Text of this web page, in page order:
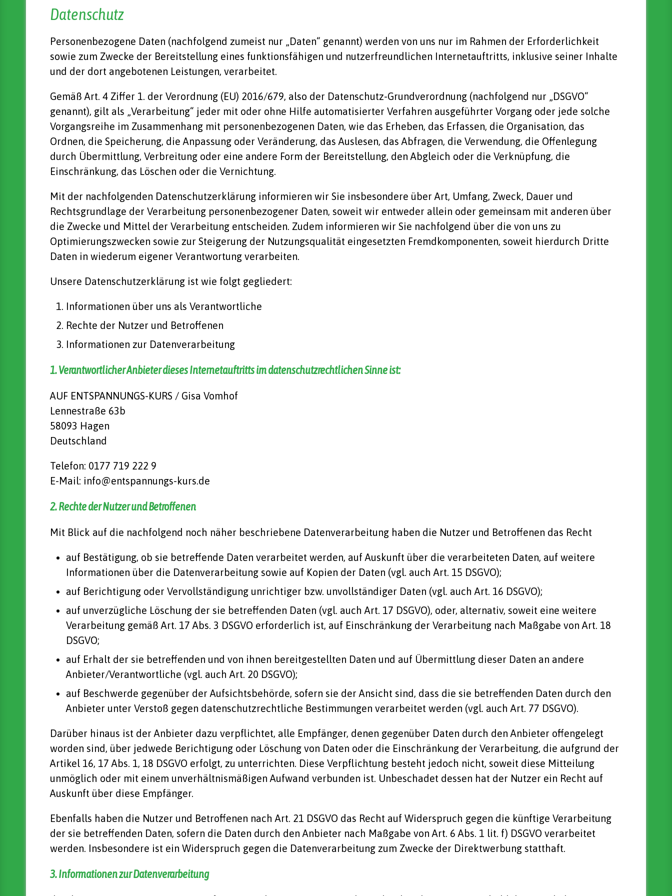
Datenschutz
Personenbezogene Daten (nachfolgend zumeist nur „Daten“ genannt) werden von uns nur im Rahmen der Erforderlichkeit
sowie zum Zwecke der Bereitstellung eines funktionsfähigen und nutzerfreundlichen Internetauftritts, inklusive seiner Inhalte
und der dort angebotenen Leistungen, verarbeitet.
Gemäß Art. 4 Ziffer 1. der Verordnung (EU) 2016/679, also der Datenschutz-Grundverordnung (nachfolgend nur „DSGVO“
genannt), gilt als „Verarbeitung“ jeder mit oder ohne Hilfe automatisierter Verfahren ausgeführter Vorgang oder jede solche
Vorgangsreihe im Zusammenhang mit personenbezogenen Daten, wie das Erheben, das Erfassen, die Organisation, das
Ordnen, die Speicherung, die Anpassung oder Veränderung, das Auslesen, das Abfragen, die Verwendung, die Offenlegung
durch Übermittlung, Verbreitung oder eine andere Form der Bereitstellung, den Abgleich oder die Verknüpfung, die
Einschränkung, das Löschen oder die Vernichtung.
Mit der nachfolgenden Datenschutzerklärung informieren wir Sie insbesondere über Art, Umfang, Zweck, Dauer und
Rechtsgrundlage der Verarbeitung personenbezogener Daten, soweit wir entweder allein oder gemeinsam mit anderen über
die Zwecke und Mittel der Verarbeitung entscheiden. Zudem informieren wir Sie nachfolgend über die von uns zu
Optimierungszwecken sowie zur Steigerung der Nutzungsqualität eingesetzten Fremdkomponenten, soweit hierdurch Dritte
Daten in wiederum eigener Verantwortung verarbeiten.
Unsere Datenschutzerklärung ist wie folgt gegliedert:
Informationen über uns als Verantwortliche
Rechte der Nutzer und Betroffenen
Informationen zur Datenverarbeitung
1. Verantwortlicher Anbieter dieses Internetauftritts im datenschutzrechtlichen Sinne ist:
AUF ENTSPANNUNGS-KURS / Gisa Vomhof
Lennestraße 63b
58093 Hagen
Deutschland
Telefon: 0177 719 222 9
E-Mail: info@entspannungs-kurs.de
2. Rechte der Nutzer und Betroffenen
Mit Blick auf die nachfolgend noch näher beschriebene Datenverarbeitung haben die Nutzer und Betroffenen das Recht
auf Bestätigung, ob sie betreffende Daten verarbeitet werden, auf Auskunft über die verarbeiteten Daten, auf weitere
Informationen über die Datenverarbeitung sowie auf Kopien der Daten (vgl. auch Art. 15 DSGVO);
auf Berichtigung oder Vervollständigung unrichtiger bzw. unvollständiger Daten (vgl. auch Art. 16 DSGVO);
auf unverzügliche Löschung der sie betreffenden Daten (vgl. auch Art. 17 DSGVO), oder, alternativ, soweit eine weitere
Verarbeitung gemäß Art. 17 Abs. 3 DSGVO erforderlich ist, auf Einschränkung der Verarbeitung nach Maßgabe von Art. 18
DSGVO;
auf Erhalt der sie betreffenden und von ihnen bereitgestellten Daten und auf Übermittlung dieser Daten an andere
Anbieter/Verantwortliche (vgl. auch Art. 20 DSGVO);
auf Beschwerde gegenüber der Aufsichtsbehörde, sofern sie der Ansicht sind, dass die sie betreffenden Daten durch den
Anbieter unter Verstoß gegen datenschutzrechtliche Bestimmungen verarbeitet werden (vgl. auch Art. 77 DSGVO).
Darüber hinaus ist der Anbieter dazu verpflichtet, alle Empfänger, denen gegenüber Daten durch den Anbieter offengelegt
worden sind, über jedwede Berichtigung oder Löschung von Daten oder die Einschränkung der Verarbeitung, die aufgrund der
Artikel 16, 17 Abs. 1, 18 DSGVO erfolgt, zu unterrichten. Diese Verpflichtung besteht jedoch nicht, soweit diese Mitteilung
unmöglich oder mit einem unverhältnismäßigen Aufwand verbunden ist. Unbeschadet dessen hat der Nutzer ein Recht auf
Auskunft über diese Empfänger.
Ebenfalls haben die Nutzer und Betroffenen nach Art. 21 DSGVO das Recht auf Widerspruch gegen die künftige Verarbeitung
der sie betreffenden Daten, sofern die Daten durch den Anbieter nach Maßgabe von Art. 6 Abs. 1 lit. f) DSGVO verarbeitet
werden. Insbesondere ist ein Widerspruch gegen die Datenverarbeitung zum Zwecke der Direktwerbung statthaft.
3. Informationen zur Datenverarbeitung